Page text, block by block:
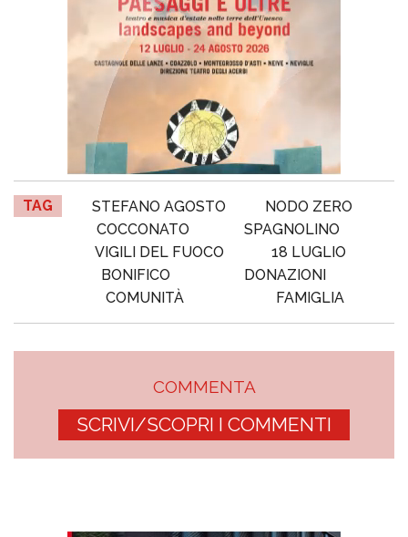
TAG STEFANO AGOSTO
NODO ZERO
COCCONATO
SPAGNOLINO
VIGILI DEL FUOCO
18 LUGLIO
BONIFICO
DONAZIONI
COMUNITÀ
FAMIGLIA
COMMENTA
SCRIVI/SCOPRI I COMMENTI